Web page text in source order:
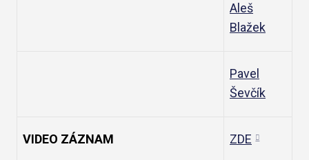
Aleš
Blažek
Pavel
Ševčík
VIDEO ZÁZNAM ZDE